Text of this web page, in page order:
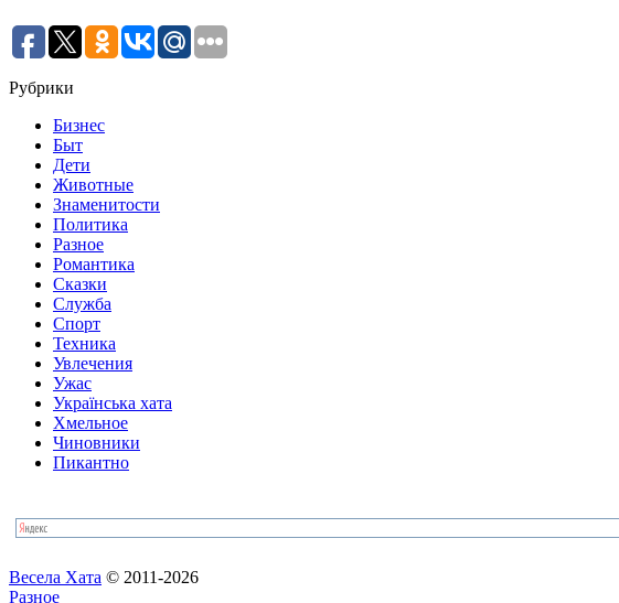
Рубрики
Бизнес
Быт
Дети
Животные
Знаменитости
Политика
Разное
Романтика
Сказки
Служба
Спорт
Техника
Увлечения
Ужас
Українська хата
Хмельное
Чиновники
Пикантно
Весела Хата © 2011-2026
Разное